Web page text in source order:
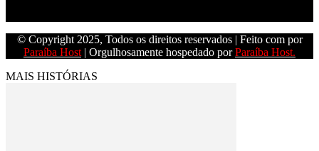
© Copyright 2025, Todos os direitos reservados | Feito com por
Paraíba Host | Orgulhosamente hospedado porParaíba Host.
MAIS HISTÓRIAS